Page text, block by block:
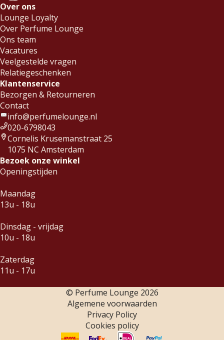
Over ons
Lounge Loyalty
Over Perfume Lounge
Ons team
Vacatures
Veelgestelde vragen
Relatiegeschenken
Klantenservice
Bezorgen & Retourneren
Contact
info@perfumelounge.nl
020-6798043
Cornelis Krusemanstraat 25
1075 NC Amsterdam
Bezoek onze winkel
Openingstijden
Maandag
13u - 18u
Dinsdag - vrijdag
10u - 18u
Zaterdag
11u - 17u
© Perfume Lounge 2026
Algemene voorwaarden
Privacy Policy
Cookies policy